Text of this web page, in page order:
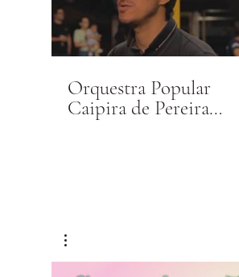
Orquestra Popular
Caipira de Pereira
Barreto